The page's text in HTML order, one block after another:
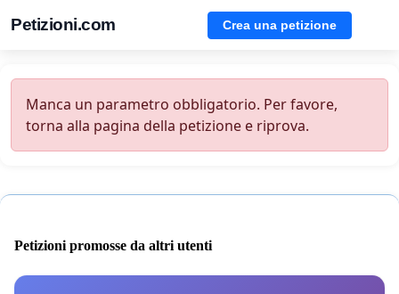
Petizioni.com Crea una petizione
Manca un parametro obbligatorio. Per favore,
torna alla pagina della petizione e riprova.
Petizioni promosse da altri utenti